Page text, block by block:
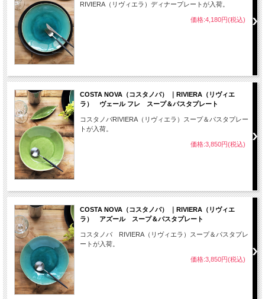
RIVIERA（リヴィエラ）ディナープレートが入荷。
価格:4,180円(税込)
COSTA NOVA（コスタノバ） ｜RIVIERA（リヴィエ
ラ） ヴェール フレ スープ＆パスタプレート
コスタノバRIVIERA（リヴィエラ）スープ＆パスタプレー
トが入荷。
価格:3,850円(税込)
COSTA NOVA（コスタノバ） ｜RIVIERA（リヴィエ
ラ） アズール スープ＆パスタプレート
コスタノバ RIVIERA（リヴィエラ）スープ＆パスタプレ
ートが入荷。
価格:3,850円(税込)